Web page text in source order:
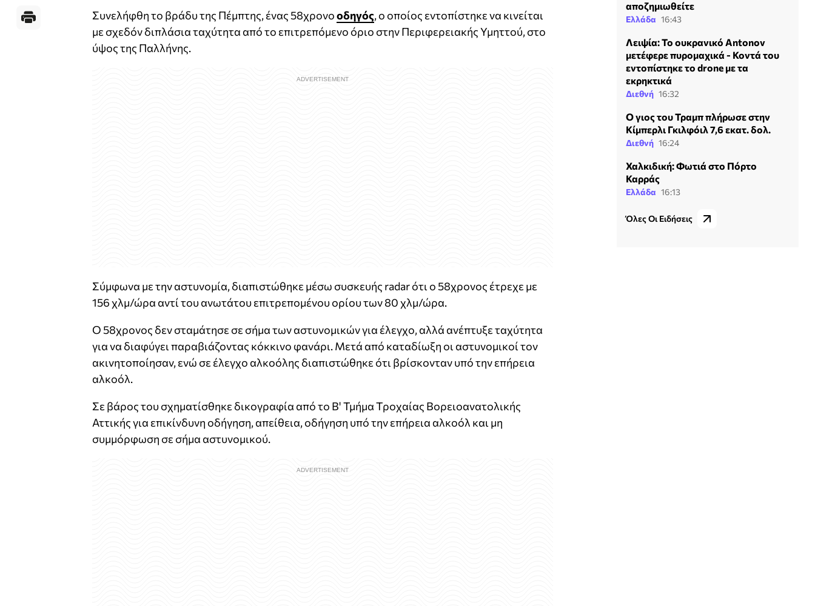
Συνελήφθη το βράδυ της Πέμπτης, ένας 58χρονοοδηγός, ο οποίος εντοπίστηκε να κινείται
με σχεδόν διπλάσια ταχύτητα από το επιτρεπόμενο όριο στην Περιφερειακής Υμηττού, στο
ύψος της Παλλήνης.
Σύμφωνα με την αστυνομία, διαπιστώθηκε μέσω συσκευής radar ότι ο 58χρονος έτρεχε με
156 χλμ/ώρα αντί του ανωτάτου επιτρεπομένου ορίου των 80 χλμ/ώρα.
Ο 58χρονος δεν σταμάτησε σε σήμα των αστυνομικών για έλεγχο, αλλά ανέπτυξε ταχύτητα
για να διαφύγει παραβιάζοντας κόκκινο φανάρι. Μετά από καταδίωξη οι αστυνομικοί τον
ακινητοποίησαν, ενώ σε έλεγχο αλκοόλης διαπιστώθηκε ότι βρίσκονταν υπό την επήρεια
αλκοόλ.
Σε βάρος του σχηματίσθηκε δικογραφία από το Β' Τμήμα Τροχαίας Βορειοανατολικής
Αττικής για επικίνδυνη οδήγηση, απείθεια, οδήγηση υπό την επήρεια αλκοόλ και μη
συμμόρφωση σε σήμα αστυνομικού.
αποζημιωθείτε
Ελλάδα 16:43
Λειψία: Το ουκρανικό Antonov
μετέφερε πυρομαχικά - Κοντά του
εντοπίστηκε το drone με τα
εκρηκτικά
Διεθνή 16:32
Ο γιος του Τραμπ πλήρωσε στην
Κίμπερλι Γκιλφόιλ 7,6 εκατ. δολ.
Διεθνή 16:24
Χαλκιδική: Φωτιά στο Πόρτο
Καρράς
Ελλάδα 16:13
Όλες Οι Ειδήσεις